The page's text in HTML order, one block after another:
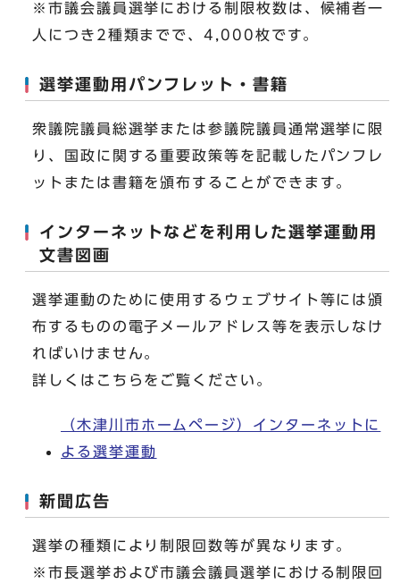
※市議会議員選挙における制限枚数は、候補者一
人につき2種類までで、4,000枚です。
選挙運動用パンフレット・書籍
衆議院議員総選挙または参議院議員通常選挙に限
り、国政に関する重要政策等を記載したパンフレ
ットまたは書籍を頒布することができます。
インターネットなどを利用した選挙運動用
文書図画
選挙運動のために使用するウェブサイト等には頒
布するものの電子メールアドレス等を表示しなけ
ればいけません。
詳しくはこちらをご覧ください。
（木津川市ホームページ）インターネットに
よる選挙運動
新聞広告
選挙の種類により制限回数等が異なります。
※市長選挙および市議会議員選挙における制限回